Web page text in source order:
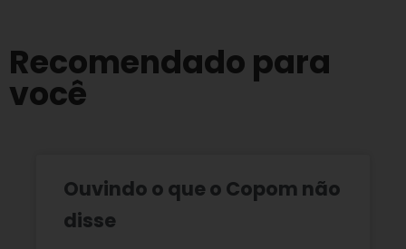
Recomendado para
você
Ouvindo o que o Copom não
disse